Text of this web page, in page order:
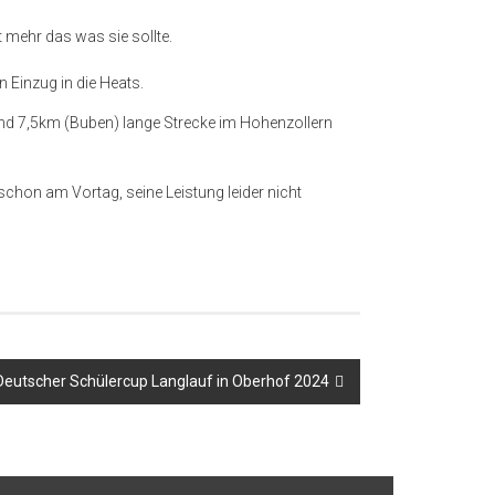
mehr das was sie sollte.
in die Heats.
7,5km (Buben) lange Strecke im Hohenzollern
am Vortag, seine Leistung leider nicht
Schülercup Langlauf in Oberhof 2024